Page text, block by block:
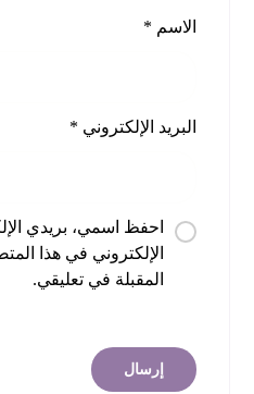
الاسم *
البريد الإلكتروني *
احفظ اسمي، بريدي
الإلكتروني في هذا
المقبلة في تعليقي.